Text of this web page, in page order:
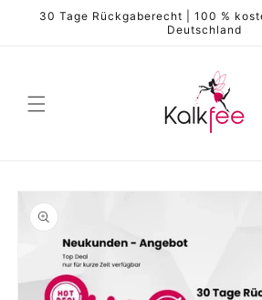
zum
30 Tage Rückgaberecht | 100 %
Deutschland